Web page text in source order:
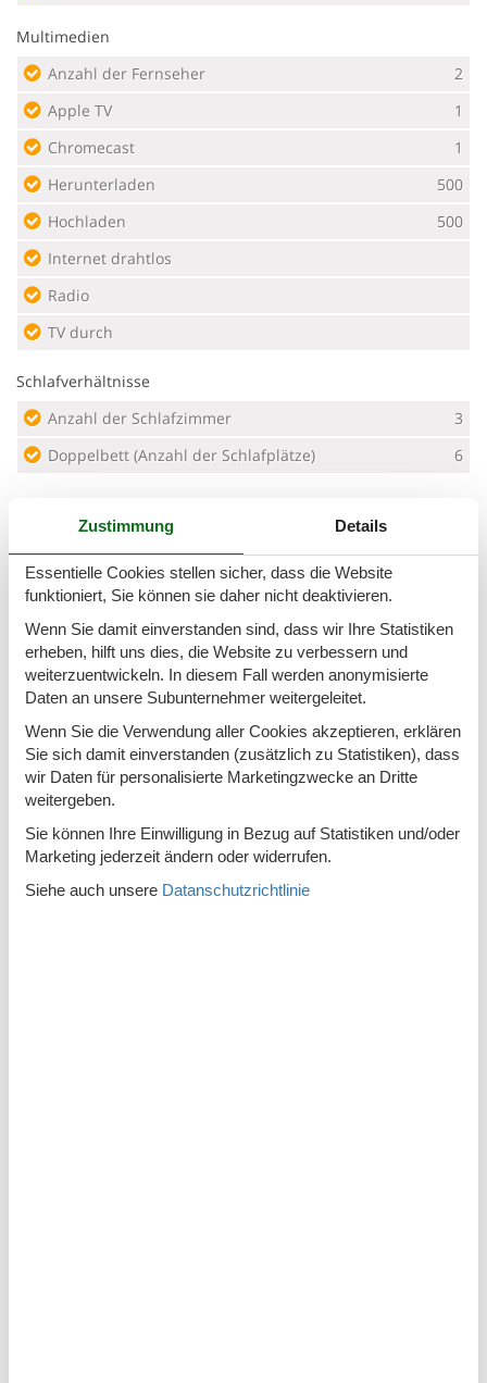
Multimedien
Anzahl der Fernseher
2
Apple TV
1
Chromecast
1
Herunterladen
500
Hochladen
500
Internet drahtlos
Radio
TV durch
Schlafverhältnisse
Anzahl der Schlafzimmer
3
Doppelbett (Anzahl der Schlafplätze)
6
Anzahl der Badezimmer
Duschkabine
Sauna
Toiletten
Whirlpool
Innen-Whirlpool (Anzahl Personen)
Zugang zur Ferienunterkunft
Schlüsselkasten mit Code
Zustimmung Details
Essentielle Cookies stellen sicher, dass die Website
funktioniert, Sie können sie daher nicht deaktivieren.
Wenn Sie damit einverstanden sind, dass wir Ihre Statistiken
erheben, hilft uns dies, die Website zu verbessern und
weiterzuentwickeln. In diesem Fall werden anonymisierte
Daten an unsere Subunternehmer weitergeleitet.
Wenn Sie die Verwendung aller Cookies akzeptieren, erklären
Sie sich damit einverstanden (zusätzlich zu Statistiken), dass
wir Daten für personalisierte Marketingzwecke an Dritte
weitergeben.
Sie können Ihre Einwilligung in Bezug auf Statistiken und/oder
Marketing jederzeit ändern oder widerrufen.
Siehe auch unsere Datanschutzrichtlinie